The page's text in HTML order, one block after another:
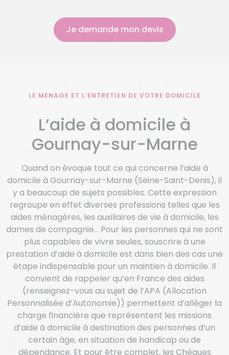
Je demande mon devis
LE MENAGE ET L’ENTRETIEN DE VOTRE DOMICILE
L’aide à domicile à
Gournay-sur-Marne
Quand on évoque tout ce qui concerne l’aide à
domicile à Gournay-sur-Marne (Seine-Saint-Denis), il
y a beaucoup de sujets possibles. Cette expression
regroupe en effet diverses professions telles que les
aides ménagères, les auxiliaires de vie à domicile, les
dames de compagnie… Pour les personnes qui ne sont
plus capables de vivre seules, souscrire à une
prestation d’aide à domicile est dans bien des cas une
étape indispensable pour un maintien à domicile. Il
convient de rappeler qu’en France des aides
(renseignez-vous au sujet de l’APA (Allocation
Personnalisée d’Autonomie)) permettent d’alléger la
charge financière que représentent les missions
d’aide à domicile à destination des personnes d’un
certain âge, en situation de handicap ou de
dépendance. Et pour être complet, les Chèques